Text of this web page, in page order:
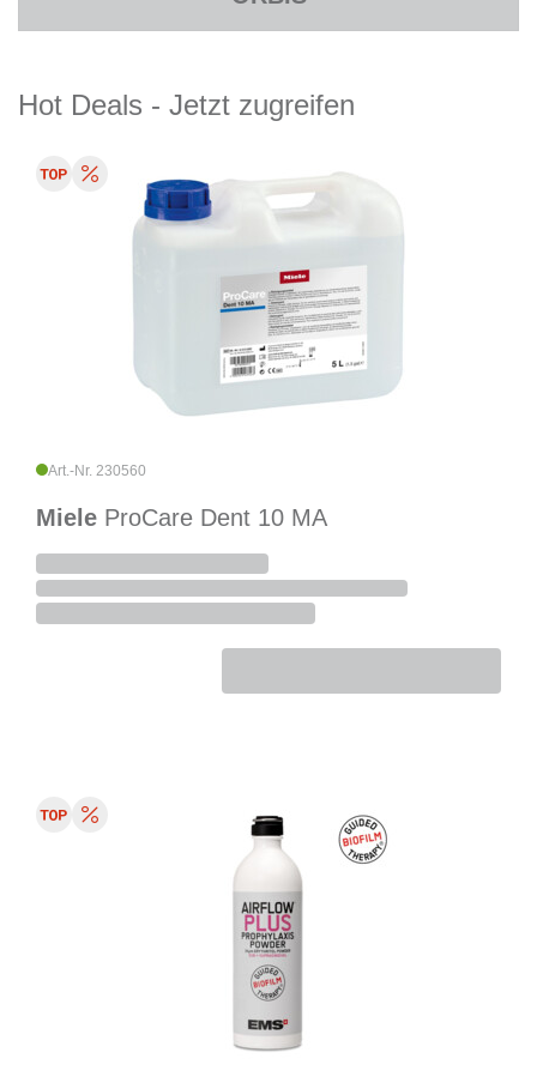
Hot Deals - Jetzt zugreifen
Art.-Nr. 230560
Miele ProCare Dent 10 MA